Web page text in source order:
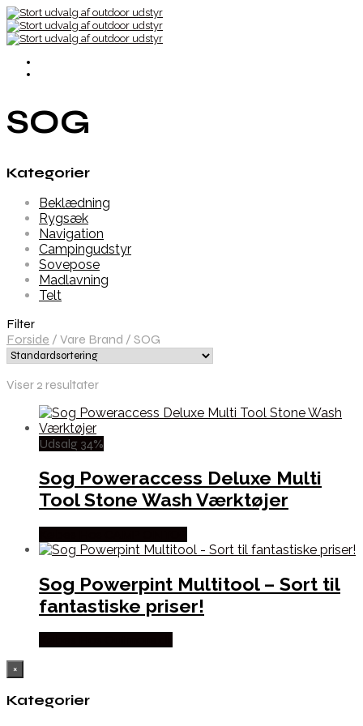
SOG
Kategorier
Beklædning
Rygsæk
Navigation
Campingudstyr
Sovepose
Madlavning
Telt
Filter
Forside / Vare Brand / SOG
Viser 2 resultater
Udsalg 34%
Sog Poweraccess Deluxe Multi
Tool Stone Wash Værktøjer
Sog Powerpint Multitool – Sort til
fantastiske priser!
×
Kategorier